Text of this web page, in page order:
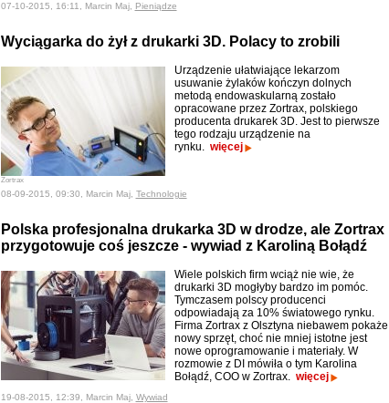
07-10-2015, 16:11, Marcin Maj, Pieniądze
Wyciągarka do żył z drukarki 3D. Polacy to zrobili
Zortrax
Urządzenie ułatwiające lekarzom
usuwanie żylaków kończyn dolnych
metodą endowaskularną zostało
opracowane przez Zortrax, polskiego
producenta drukarek 3D. Jest to pierwsze
tego rodzaju urządzenie na
rynku. więcej
08-09-2015, 09:30, Marcin Maj, Technologie
Polska profesjonalna drukarka 3D w drodze, ale Zortrax
przygotowuje coś jeszcze - wywiad z Karoliną Bołądź
Wiele polskich firm wciąż nie wie, że
drukarki 3D mogłyby bardzo im pomóc.
Tymczasem polscy producenci
odpowiadają za 10% światowego rynku.
Firma Zortrax z Olsztyna niebawem pokaże
nowy sprzęt, choć nie mniej istotne jest
nowe oprogramowanie i materiały. W
rozmowie z DI mówiła o tym Karolina
Bołądź, COO w Zortrax. więcej
19-08-2015, 12:39, Marcin Maj, Wywiad